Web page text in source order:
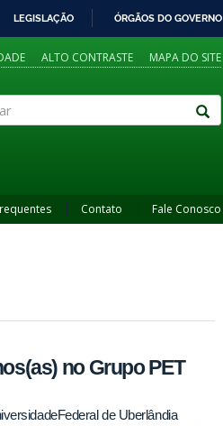
LEGISLAÇÃO ÓRGÃOS DO GOVERNO
ALTO CONTRASTE MAPA DO SITE
Contato Fale Conosco
no Grupo PET
de Uberlândia